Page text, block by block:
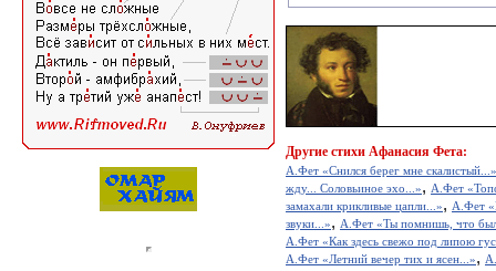
Другие стихи Афанасия Фета:
А.Фет «Снился берег мне скалистый...»
жду... Соловьиное эхо...», А.Фет
замахали крикливые цапли...», А.Фет
звуки...», А.Фет «Ты помнишь, что
А.Фет «Как здесь свежо под липою
А.Фет «Летний вечер тих и ясен...»,